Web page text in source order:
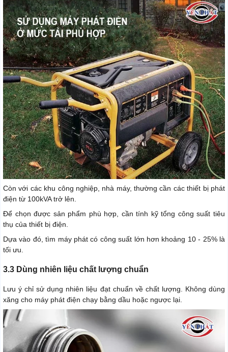
Còn với các khu công nghiệp, nhà máy, thường cần các thiết bị phát
điện từ 100kVA trở lên.
Để chọn được sản phẩm phù hợp, cần tính kỹ tổng công suất tiêu
thụ của thiết bị điện.
Dựa vào đó, tìm máy phát có công suất lớn hơn khoảng 10 - 25% là
tối ưu.
3.3 Dùng nhiên liệu chất lượng chuẩn
Lưu ý chỉ sử dụng nhiên liệu đạt chuẩn về chất lượng. Không dùng
xăng cho máy phát điện chạy bằng dầu hoặc ngược lại.